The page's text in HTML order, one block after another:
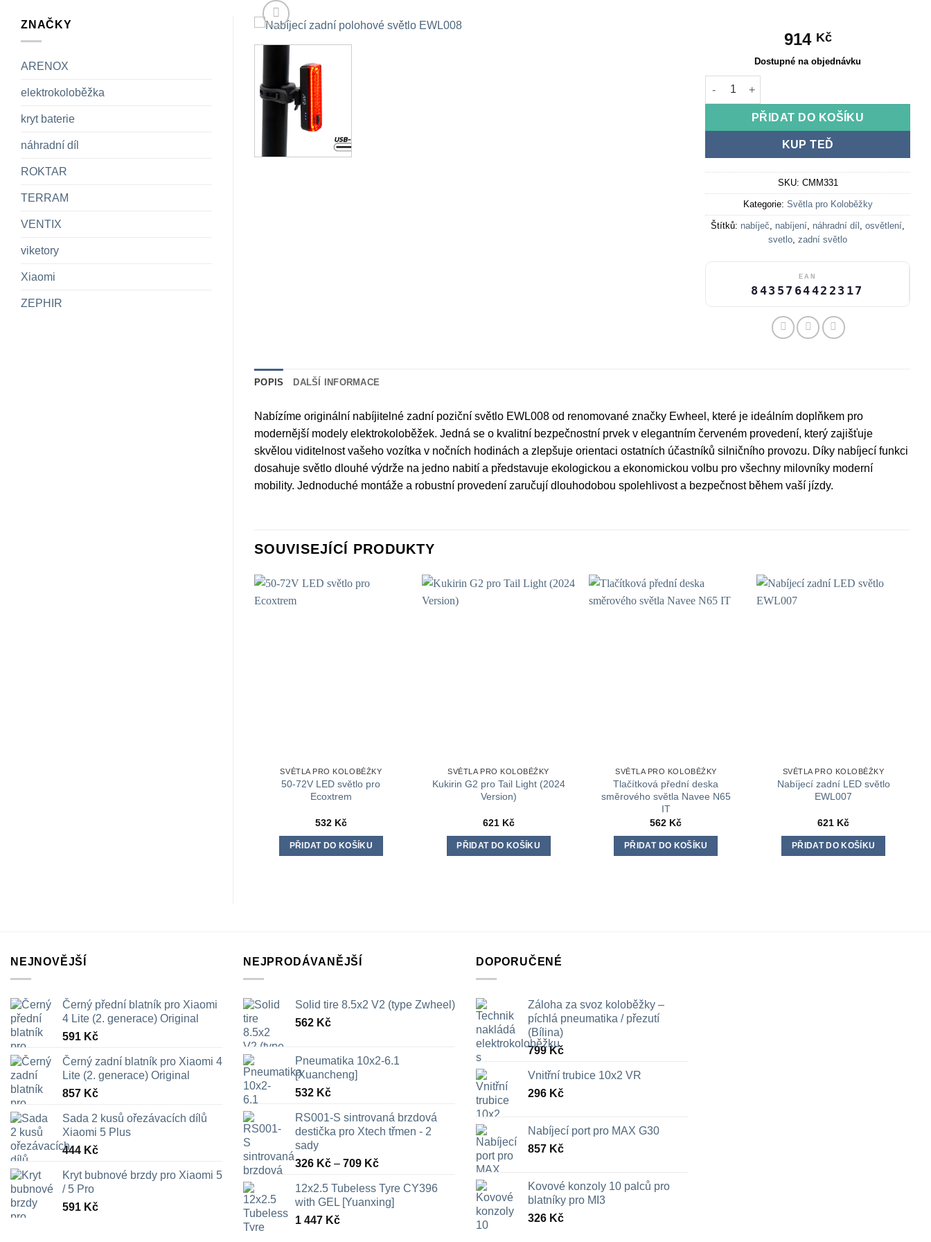
ZNAČKY
ARENOX
elektrokoloběžka
kryt baterie
náhradní díl
ROKTAR
TERRAM
VENTIX
viketory
Xiaomi
ZEPHIR
914 Kč
Dostupné na objednávku
Nabíjecí zadní polohové světlo EWL008
PŘIDAT DO KOŠÍKU
KUP TEĎ
SKU: CMM331
Kategorie: Světla pro Koloběžky
Štítků: nabíječ, nabíjení, náhradní díl ,osvětlení,
svetlo,zadní světlo
EAN
8435764422317
POPIS DALŠÍ INFORMACE
Nabízíme originální nabíjitelné zadní poziční světlo EWL008 od renomované značky Ewheel, které je ideálním doplňkem pro
modernější modely elektrokoloběžek. Jedná se o kvalitní bezpečnostní prvek v elegantním červeném provedení, který zajišťuje
skvělou viditelnost vašeho vozítka v nočních hodinách a zlepšuje orientaci ostatních účastníků silničního provozu. Díky nabíjecí funkci
dosahuje světlo dlouhé výdrže na jedno nabití a představuje ekologickou a ekonomickou volbu pro všechny milovníky moderní
mobility. Jednoduché montáže a robustní provedení zaručují dlouhodobou spolehlivost a bezpečnost během vaší jízdy.
SOUVISEJÍCÍ PRODUKTY
SVĚTLA PRO KOLOBĚŽKY
50-72V LED světlo pro
Ecoxtrem
532 Kč
PŘIDAT DO KOŠÍKU
SVĚTLA PRO KOLOBĚŽKY
Kukirin G2 pro Tail Light (2024
Version)
621 Kč
PŘIDAT DO KOŠÍKU
SVĚTLA PRO KOLOBĚŽKY
Tlačítková přední deska
směrového světla Navee N65
IT
562 Kč
PŘIDAT DO KOŠÍKU
SVĚTLA PRO KOLOBĚŽKY
Nabíjecí zadní LED světlo
EWL007
621 Kč
PŘIDAT DO KOŠÍKU
NEJNOVĚJŠÍ
Černý přední blatník pro Xiaomi
4 Lite (2. generace) Original
591 Kč
Černý zadní blatník pro Xiaomi 4
Lite (2. generace) Original
857 Kč
Sada 2 kusů ořezávacích dílů
Xiaomi 5 Plus
444 Kč
Kryt bubnové brzdy pro Xiaomi 5
/ 5 Pro
591 Kč
NEJPRODÁVANĚJŠÍ
Solid tire 8.5x2 V2 (type Zwheel)
562 Kč
Pneumatika 10x2-6.1
[Xuancheng]
532 Kč
RS001-S sintrovaná brzdová
destička pro Xtech třmen - 2
sady
326 Kč – 709 KčRozpětí
326 Kč
až
12x2.5 Tubeless Tyre CY396
with GEL [Yuanxing]
1 447 Kč
DOPORUČENÉ
Záloha za svoz koloběžky –
píchlá pneumatika / přezutí
(Bílina)
799Kč
Vnitřní trubice 10x2 VR
296 Kč
Nabíjecí port pro MAX G30
857 Kč
Kovové konzoly 10 palců pro
blatníky pro MI3
326 Kč